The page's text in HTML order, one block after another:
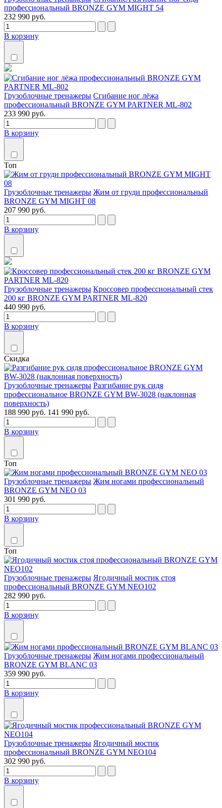
профессиональный BRONZE GYM MIGHT 54
232 990 руб.
В корзину
Грузоблочные тренажеры Сгибание ног лёжа
профессиональный BRONZE GYM PARTNER ML-802
233 990 руб.
В корзину
Топ
Грузоблочные тренажеры Жим от груди профессиональный
BRONZE GYM MIGHT 08
207 990 руб.
В корзину
Грузоблочные тренажеры Кроссовер профессиональный стек
200 кг BRONZE GYM PARTNER ML-820
440 990 руб.
В корзину
Скидка
Грузоблочные тренажеры Разгибание рук сидя
профессиональное BRONZE GYM BW-3028 (наклонная
поверхность)
188 990 руб. 141 990 руб.
В корзину
Топ
Грузоблочные тренажеры Жим ногами профессиональный
BRONZE GYM NEO 03
301 990 руб.
В корзину
Топ
Грузоблочные тренажеры Ягодичный мостик стоя
профессиональный BRONZE GYM NEO102
282 990 руб.
В корзину
Грузоблочные тренажеры Жим ногами профессиональный
BRONZE GYM BLANC 03
359 990 руб.
В корзину
Грузоблочные тренажеры Ягодичный мостик
профессиональный BRONZE GYM NEO104
302 990 руб.
В корзину